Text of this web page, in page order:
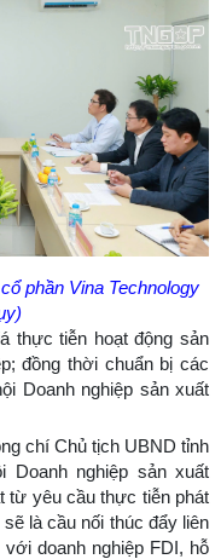
phần Vina Technology
thực tiễn hoạt động sản
đồng thời chuẩn bị các
Doanh nghiệp sản xuất
chí Chủ tịch UBND tỉnh
Doanh nghiệp sản xuất
từ yêu cầu thực tiễn phát
là cầu nối thúc đẩy liên
doanh nghiệp FDI, hỗ